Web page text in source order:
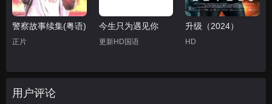
警察故事续集(粤语)
正片
今生只为遇见你
更新HD国语
升级（2024）
HD
用户评论